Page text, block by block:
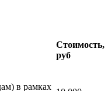
Стоимость,
руб
в рамках